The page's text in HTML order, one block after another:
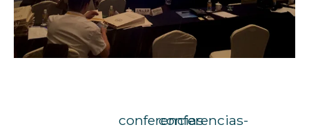
conferencias-
conferencias-